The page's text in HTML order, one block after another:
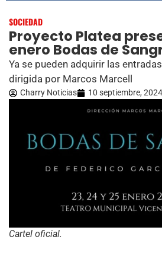
SOCIEDAD
Proyecto Platea
enero Bodas de
Ya se pueden adquirir las
dirigida por Marcos Marcell
Charry Noticias 10 septiembre, 2024
Cartel oficial.